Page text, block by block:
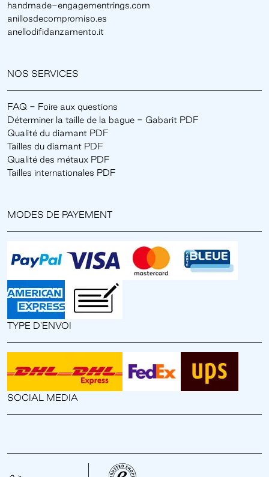
handmade-engagementrings.com
anillosdecompromiso.es
anellodifidanzamento.it
NOS SERVICES
FAQ - Foire aux questions
Déterminer la taille de la bague - Gabarit PDF
Qualité du diamant PDF
Tailles du diamant PDF
Qualité des métaux PDF
Tailles internationales PDF
MODES DE PAYEMENT
TYPE D'ENVOI
SOCIAL MEDIA